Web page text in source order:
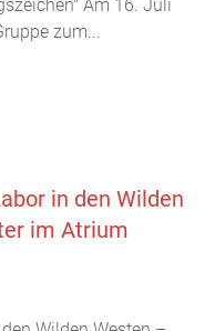
Am 16. Juli
zum...
in den Wilden
im Atrium